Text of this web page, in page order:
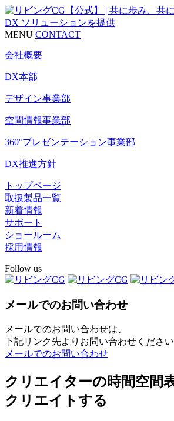
MENU CONTACT
会社概要
DX本部
デザイン事業部
空間情報事業部
360°プレゼンテーション事業部
DX推進方針
トップページ
取扱製品一覧
新着情報
サポート
ショールーム
採用情報
Follow us
メールでのお問い合わせ
メールでのお問い合わせは、
下記リンク先よりお問い合わせください
メールでのお問い合わせ
クリエイターの時間空間
クリエイトする